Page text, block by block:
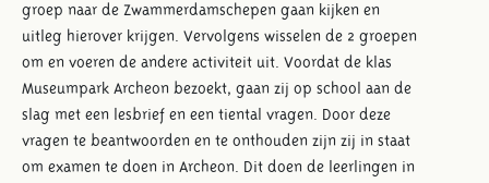
groep naar de Zwammerdamschepen gaan kijken en
uitleg hierover krijgen. Vervolgens wisselen de 2 groepen
om en voeren de andere activiteit uit. Voordat de klas
Museumpark Archeon bezoekt, gaan zij op school aan de
slag met een lesbrief en een tiental vragen. Door deze
vragen te beantwoorden en te onthouden zijn zij in staat
om examen te doen in Archeon. Dit doen de leerlingen in